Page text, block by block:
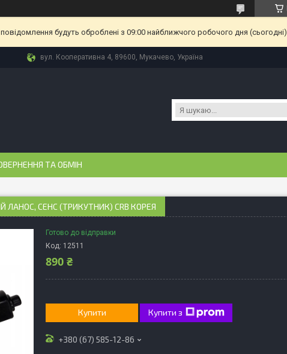
будуть оброблені з 09:00 найближчого робочого дня (сьогодні).
вул. Кооперативна 4, 89600, Мукачево, Україна
ТА ОБМІН
СЕНС (ТРИКУТНИК) CRB КОРЕЯ
Готово до відправки
Код: 12511
890 ₴
Купити Купити з
+380 (67) 585-12-86